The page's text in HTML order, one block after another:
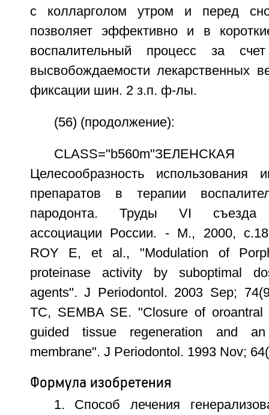
с колларголом утром и перед
позволяет эффективно и в
воспалительный процесс за
высвобождаемости лекарственных
фиксации шин. 2 з.п. ф-лы.
(56) (продолжение):
Целесообразность использования
препаратов в терапии
пародонта. Труды VI съезда
ассоциации России. - М., 2000,
ROY E, et al., "Modulation of
proteinase activity by suboptimal
agents". J Periodontol. 2003 Sep;
TC, SEMBA SE. "Closure of oroantral
guided tissue regeneration and
membrane". J Periodontol. 1993 Nov;
Формула изобретения
1. Способ лечения